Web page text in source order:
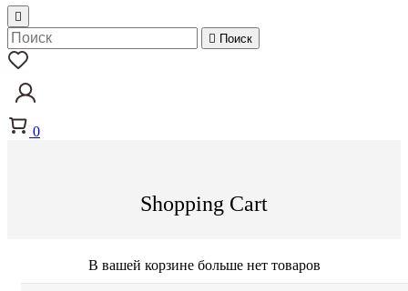

 Поиск
0
Shopping Cart
В вашей корзине больше нет товаров